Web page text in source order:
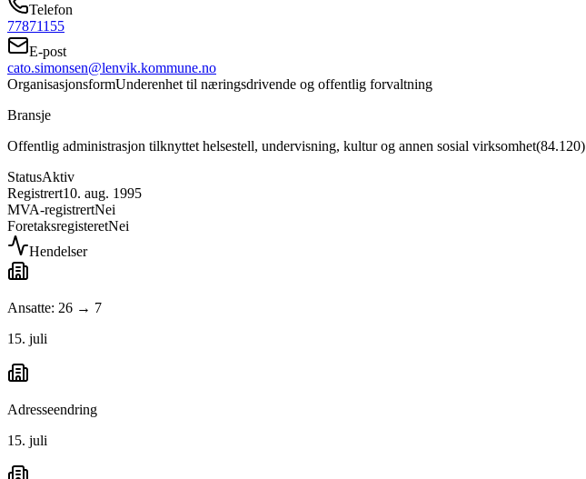
Telefon
77871155
E-post
cato.simonsen@lenvik.kommune.no
OrganisasjonsformUnderenhet til næringsdrivende og offentlig forvaltning
Bransje
Offentlig administrasjon tilknyttet helsestell, undervisning, kultur og annen sosial virksomhet(84.120)
StatusAktiv
Registrert10. aug. 1995
MVA-registrertNei
ForetaksregisteretNei
Hendelser
Ansatte: 26 → 7
15. juli
Adresseendring
15. juli